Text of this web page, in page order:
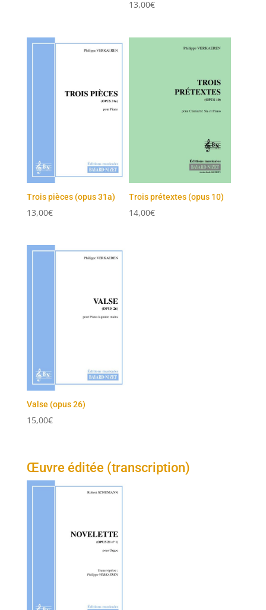
13,00€
Trois pièces (opus 31a)
13,00€
Trois prétextes (opus 10)
14,00€
Valse (opus 26)
15,00€
Œuvre éditée (transcription)